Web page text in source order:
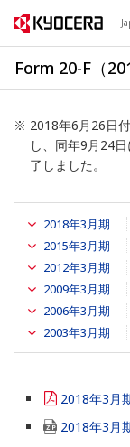
Form 20-F（
※ 2018年6月26日
し、同年9月24
了しました。
2018年3月期
2015年3月期
2012年3月期
2009年3月期
2006年3月期
2003年3月期
2018年3月
2018年3月